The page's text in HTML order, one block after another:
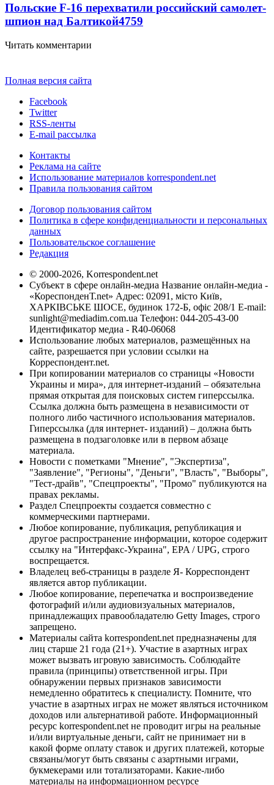
Польские F-16 перехватили российский самолет-
шпион над Балтикой4759
Читать комментарии
Полная версия сайта
Facebook
Twitter
RSS-ленты
E-mail рассылка
Контакты
Реклама на сайте
Использование материалов korrespondent.net
Правила пользования сайтом
Договор пользования сайтом
Политика в сфере конфиденциальности и персональных
данных
Пользовательское соглашение
Редакция
© 2000-2026, Korrespondent.net
Субъект в сфере онлайн-медиа Название онлайн-медиа -
«КореспонденТ.net» Адрес: 02091, місто Київ,
ХАРКІВСЬКЕ ШОСЕ, будинок 172-Б, офіс 208/1 E-mail:
sunlight@mediadim.com.ua Телефон: 044-205-43-00
Идентификатор медиа - R40-06068
Использование любых материалов, размещённых на
сайте, разрешается при условии ссылки на
Корреспондент.net.
При копировании материалов со страницы «Новости
Украины и мира», для интернет-изданий – обязательна
прямая открытая для поисковых систем гиперссылка.
Ссылка должна быть размещена в независимости от
полного либо частичного использования материалов.
Гиперссылка (для интернет- изданий) – должна быть
размещена в подзаголовке или в первом абзаце
материала.
Новости с пометками "Мнение", "Экспертиза",
"Заявление", "Регионы", "Деньги", "Власть", "Выборы",
"Тест-драйв", "Спецпроекты", "Промо" публикуются на
правах рекламы.
Раздел Спецпроекты создается совместно с
коммерческими партнерами.
Любое копирование, публикация, републикация и
другое распространение информации, которое содержит
ссылку на "Интерфакс-Украина", EPA / UPG, строго
воспрещается.
Владелец веб-страницы в разделе Я- Корреспондент
является автор публикации.
Любое копирование, перепечатка и воспроизведение
фотографий и/или аудиовизуальных материалов,
принадлежащих правообладателю Getty Images, строго
запрещено.
Материалы сайта korrespondent.net предназначены для
лиц старше 21 года (21+). Участие в азартных играх
может вызвать игровую зависимость. Соблюдайте
правила (принципы) ответственной игры. При
обнаружении первых признаков зависимости
немедленно обратитесь к специалисту. Помните, что
участие в азартных играх не может являться источником
доходов или альтернативой работе. Информационный
ресурс korrespondent.net не проводит игры на реальные
и/или виртуальные деньги, сайт не принимает ни в
какой форме оплату ставок и других платежей, которые
связаны/могут быть связаны с азартными играми,
букмекерами или тотализаторами. Какие-либо
материалы на информационном ресурсе